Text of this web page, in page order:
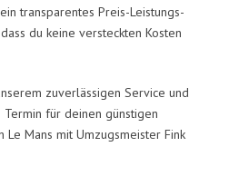
transparentes Preis-Leistungs-
du keine versteckten Kosten
zuverlässigen Service und
für deinen günstigen
Mans mit Umzugsmeister Fink